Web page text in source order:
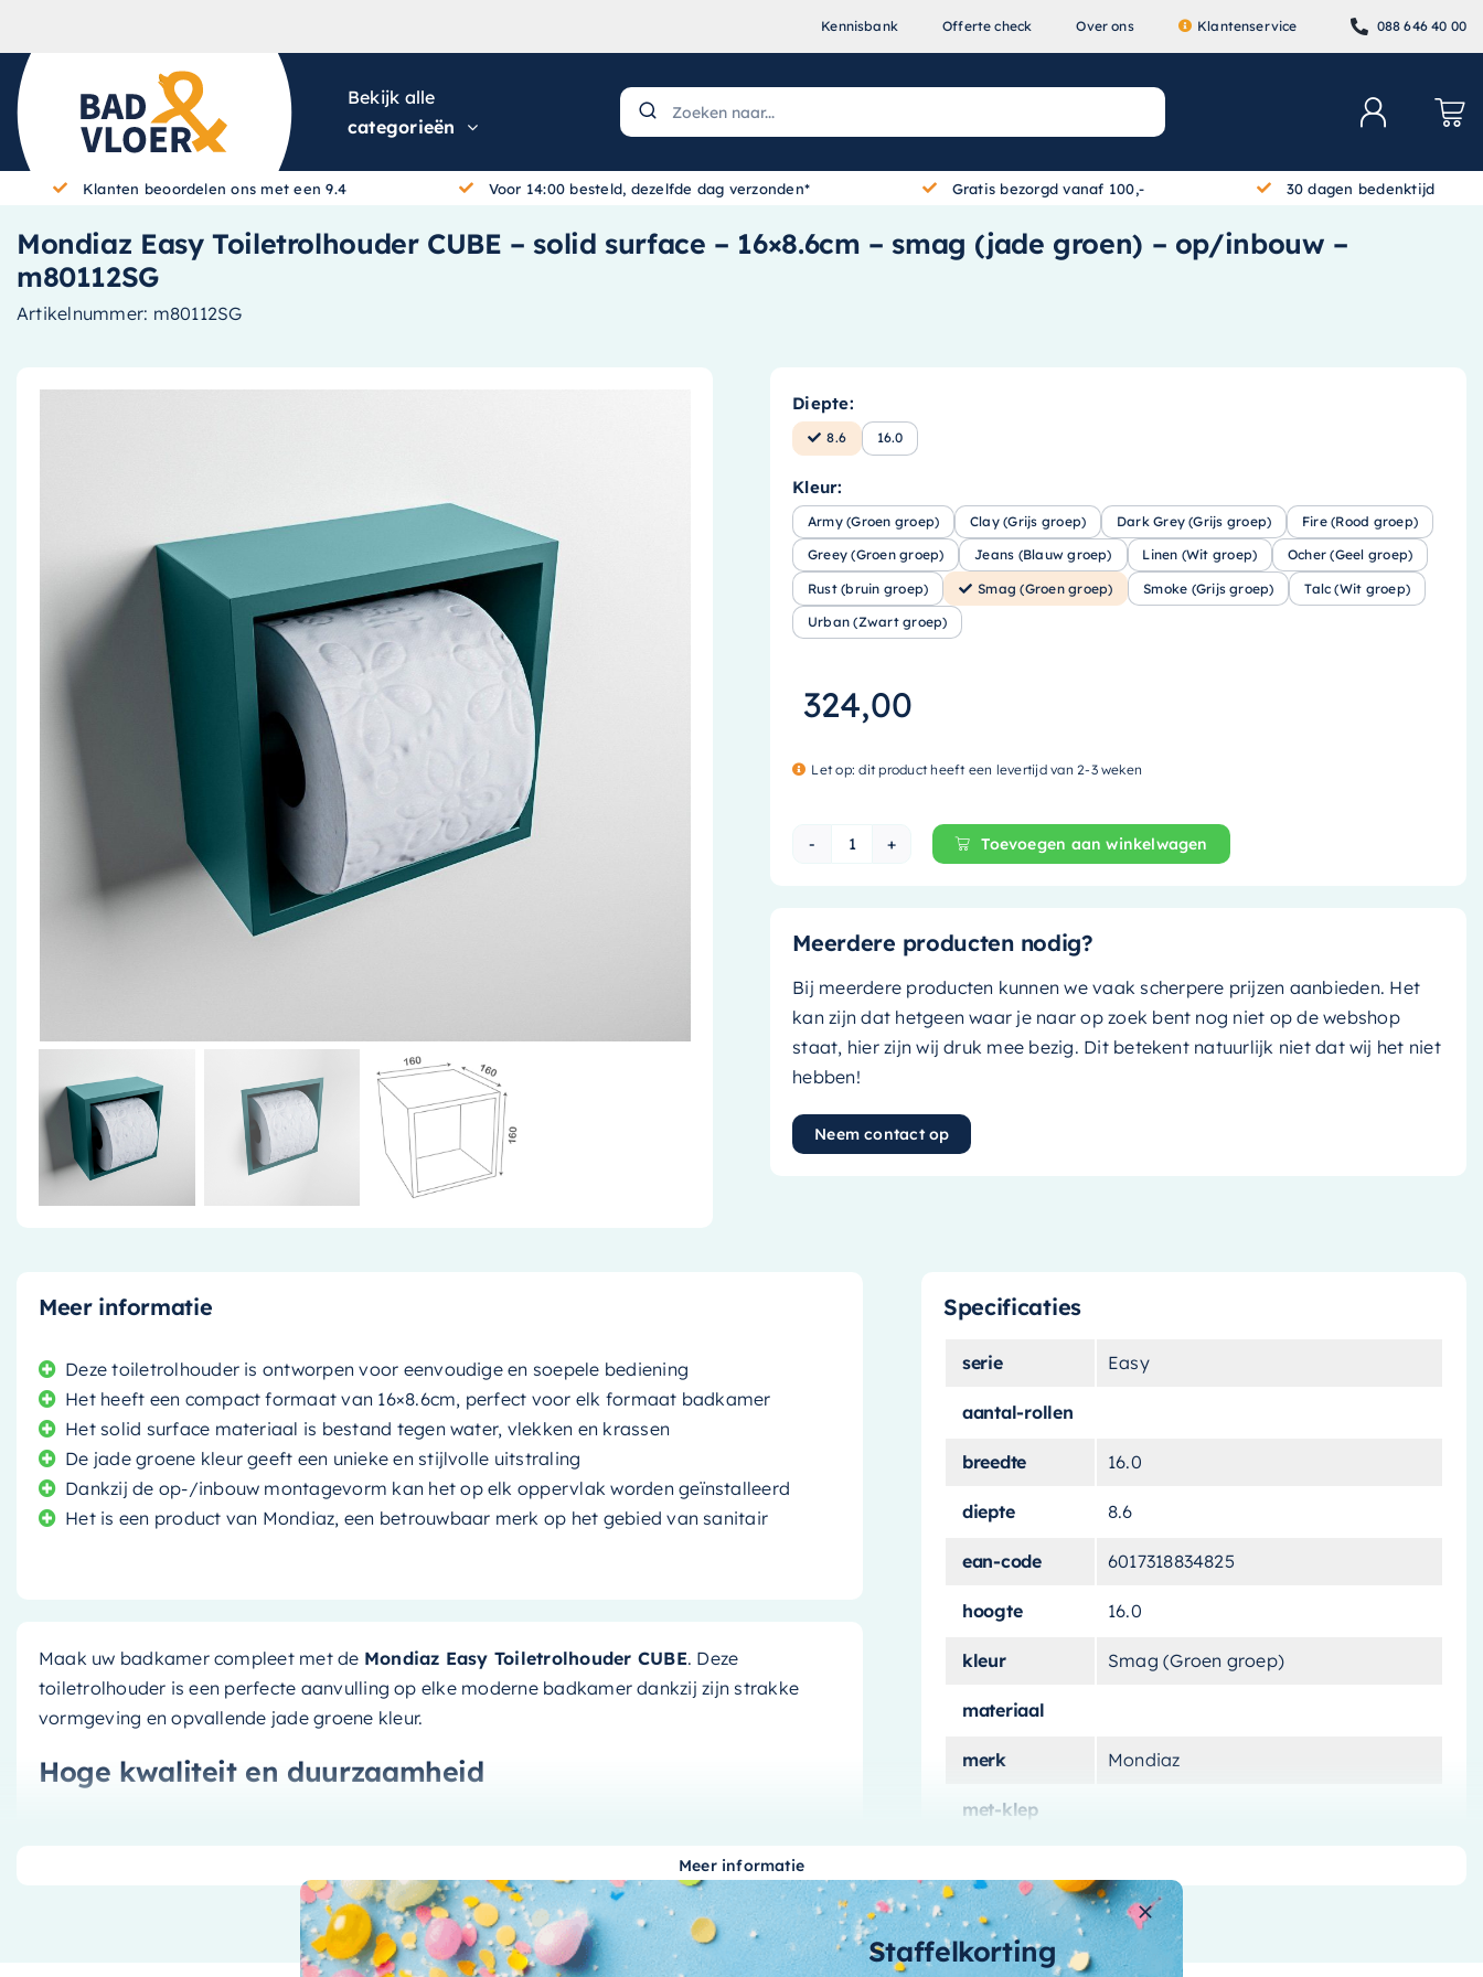
Kennisbank Offerte check Over ons Klantenservice 088 646 40 00
Bekijk alle
categorieën
Klanten beoordelen ons met een 9.4 Voor 14:00 besteld, dezelfde dag verzonden* Gratis bezorgd vanaf 100,- 30 dagen bedenktijd
Mondiaz Easy Toiletrolhouder CUBE – solid surface – 16×8.6cm – smag (jade groen) – op/inbouw –
m80112SG
Artikelnummer: m80112SG
Diepte:
8.6 16.0
Kleur:
Army (Groen groep) Clay (Grijs groep) Dark Grey (Grijs groep) Fire (Rood groep)
Greey (Groen groep) Jeans (Blauw groep) Linen (Wit groep) Ocher (Geel groep)
Rust (bruin groep) Smag (Groen groep) Smoke (Grijs groep) Talc (Wit groep)
Urban (Zwart groep)
324,00
Let op: dit product heeft een levertijd van 2-3 weken
Mondiaz Easy Toiletrolhouder CUBE - solid surface - 16x8.6cm - smag
Toevoegen aan winkelwagen
Meerdere producten nodig?
Bij meerdere producten kunnen we vaak scherpere prijzen aanbieden. Het
kan zijn dat hetgeen waar je naar op zoek bent nog niet op de webshop
staat, hier zijn wij druk mee bezig. Dit betekent natuurlijk niet dat wij het niet
hebben!
Neem contact op
Meer informatie
Deze toiletrolhouder is ontworpen voor eenvoudige en soepele bediening
Het heeft een compact formaat van 16×8.6cm, perfect voor elk formaat badkamer
Het solid surface materiaal is bestand tegen water, vlekken en krassen
De jade groene kleur geeft een unieke en stijlvolle uitstraling
Dankzij de op-/inbouw montagevorm kan het op elk oppervlak worden geïnstalleerd
Het is een product van Mondiaz, een betrouwbaar merk op het gebied van sanitair
Maak uw badkamer compleet met de Mondiaz Easy Toiletrolhouder CUBE. Deze
toiletrolhouder is een perfecte aanvulling op elke moderne badkamer dankzij zijn strakke
vormgeving en opvallende jade groene kleur.
Hoge kwaliteit en duurzaamheid
weerstand tegen water, vlekken en krassen. Deze toiletrolhouder is ontworpen om lang mee
te gaan, zelfs in de meest vochtige badkamers.
De toiletrolhouder is niet alleen functioneel, maar ook een stijlvolle aanvulling op uw
Specificaties
serie Easy
aantal-rollen
breedte 16.0
diepte 8.6
ean-code 6017318834825
hoogte 16.0
kleur Smag (Groen groep)
materiaal
merk Mondiaz
met-klep
levertijd 2-3 weken
Meer informatie
Staffelkorting